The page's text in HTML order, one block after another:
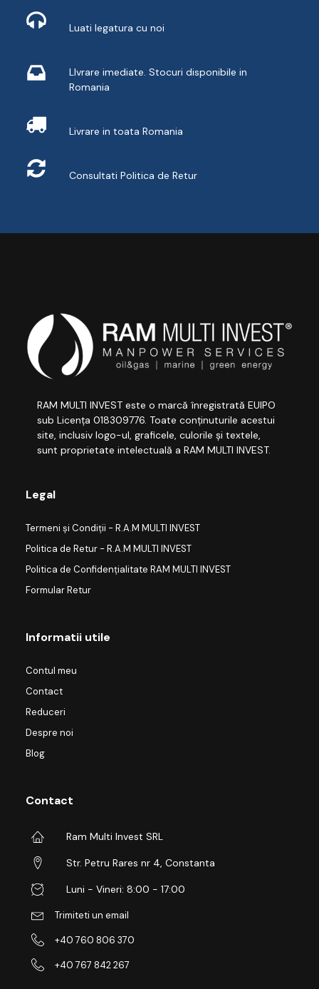
Luati legatura cu noi
LIvrare imediate. Stocuri disponibile in
Romania
Livrare in toata Romania
Consultati Politica de Retur
RAM MULTI INVEST este o marcă înregistrată EUIPO
sub Licența 018309776. Toate conținuturile acestui
site, inclusiv logo-ul, graficele, culorile și textele,
sunt proprietate intelectuală a RAM MULTI INVEST.
Legal
Termeni și Condiții - R.A.M MULTI INVEST
Politica de Retur - R.A.M MULTI INVEST
Politica de Confidențialitate RAM MULTI INVEST
Formular Retur
Informatii utile
Contul meu
Contact
Reduceri
Despre noi
Blog
Contact
Ram Multi Invest SRL
Str. Petru Rares nr 4, Constanta
Luni - Vineri: 8:00 - 17:00
Trimiteti un email
+40 760 806 370
+40 767 842 267